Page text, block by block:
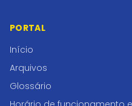
PORTAL
Início
Arquivos
Glossário